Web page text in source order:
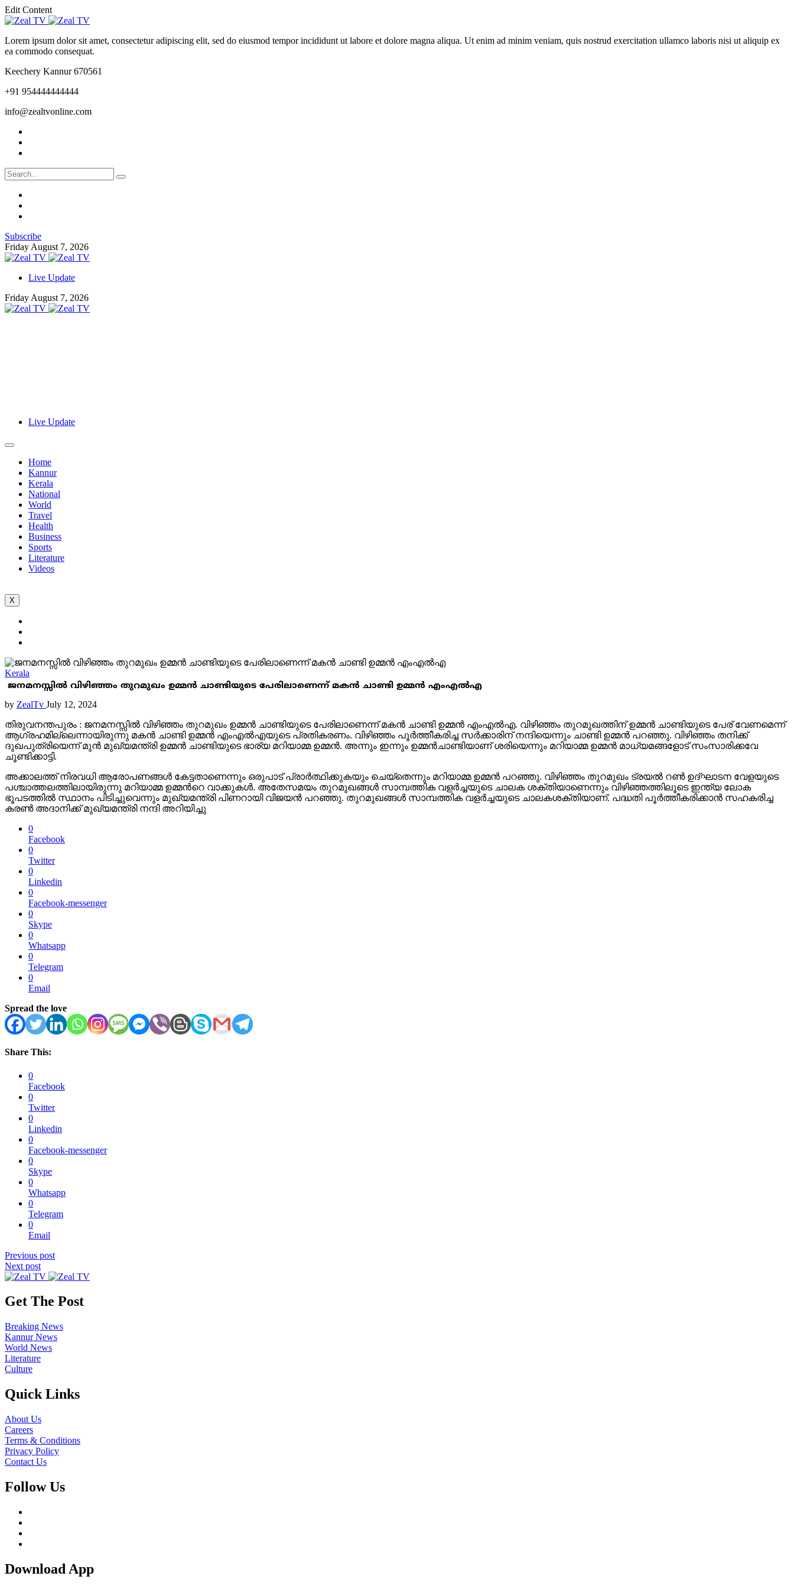
Edit Content
Lorem ipsum dolor sit amet, consectetur adipiscing elit, sed do eiusmod tempor incididunt ut labore et dolore magna aliqua. Ut enim ad minim veniam, quis nostrud exercitation ullamco laboris nisi ut aliquip ex
ea commodo consequat.
Keechery Kannur 670561
+91 954444444444
info@zealtvonline.com
Subscribe
Friday August 7, 2026
Live Update
Friday August 7, 2026
Live Update
Home
Kannur
Kerala
National
World
Travel
Health
Business
Sports
Literature
Videos
X
Kerala
ജനമനസ്സിൽ വിഴിഞ്ഞം തുറമുഖം ഉമ്മൻ ചാണ്ടിയുടെ പേരിലാണെന്ന് മകൻ ചാണ്ടി ഉമ്മൻ എംഎൽഎ
by ZealTv July 12, 2024
തിരുവനന്തപുരം : ജനമനസ്സിൽ വിഴിഞ്ഞം തുറമുഖം ഉമ്മൻ ചാണ്ടിയുടെ പേരിലാണെന്ന് മകൻ ചാണ്ടി ഉമ്മൻ എംഎൽഎ. വിഴിഞ്ഞം തുറമുഖത്തിന് ഉമ്മൻ ചാണ്ടിയുടെ പേര് വേണമെന്ന്
ആ​ഗ്രഹമില്ലെന്നായിരുന്നു മകൻ ചാണ്ടി ഉമ്മൻ എംഎൽഎയുടെ പ്രതികരണം. വിഴിഞ്ഞം പൂർത്തീകരിച്ച സർക്കാരിന് നന്ദിയെന്നും ചാണ്ടി ഉമ്മൻ പറഞ്ഞു. വിഴിഞ്ഞം തനിക്ക്
ദുഖപുത്രിയെന്ന് മുൻ മുഖ്യമന്ത്രി ഉമ്മൻ ചാണ്ടിയുടെ ഭാര്യ മറിയാമ്മ ഉമ്മൻ. അന്നും ഇന്നും ഉമ്മൻചാണ്ടിയാണ് ശരിയെന്നും മറിയാമ്മ ഉമ്മൻ മാധ്യമങ്ങളോട് സംസാരിക്കവേ
ചൂണ്ടിക്കാട്ടി.
അക്കാലത്ത് നിരവധി ആരോപണങ്ങൾ കേട്ടതാണെന്നും ഒരുപാട് പ്രാർത്ഥിക്കുകയും ചെയ്തെന്നും മറിയാമ്മ ഉമ്മൻ പറഞ്ഞു. വിഴിഞ്ഞം തുറമുഖം ട്രയല്‍ റണ്‍ ഉദ്ഘാടന വേളയുടെ
പശ്ചാത്തലത്തിലായിരുന്നു മറിയാമ്മ ഉമ്മന്‍റെ വാക്കുകള്‍. അതേസമയം തുറമുഖങ്ങൾ സാമ്പത്തിക വളർച്ചയുടെ ചാലക ശക്തിയാണെന്നും വിഴിഞ്ഞത്തിലൂടെ ഇന്ത്യ ലോക
ഭൂപടത്തിൽ സ്ഥാനം പിടിച്ചുവെന്നും മുഖ്യമന്ത്രി പിണറായി വിജയൻ പറഞ്ഞു. തുറമുഖങ്ങൾ സാമ്പത്തിക വളർച്ചയുടെ ചാലകശക്തിയാണ്. പദ്ധതി പൂര്‍ത്തീകരിക്കാന്‍ സഹകരിച്ച
കരണ്‍ അദാനിക്ക് മുഖ്യമന്ത്രി നന്ദി അറിയിച്ചു
0
Facebook
0
Twitter
0
Linkedin
0
Facebook-messenger
0
Skype
0
Whatsapp
0
Telegram
0
Email
Spread the love
Share This:
0
Facebook
0
Twitter
0
Linkedin
0
Facebook-messenger
0
Skype
0
Whatsapp
0
Telegram
0
Email
Previous post
Next post
Get The Post
Breaking News
Kannur News
World News
Literature
Culture
Quick Links
About Us
Careers
Terms & Conditions
Privacy Policy
Contact Us
Follow Us
Download App